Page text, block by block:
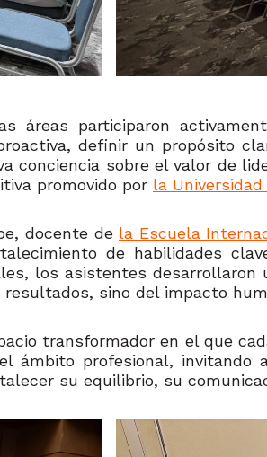
áreas participaron
definir un propósito
conciencia sobre el valor de
promovido por la
docente de la Escuela
de habilidades
los asistentes
sino del impacto
transformador en el que
ámbito profesional,
su equilibrio, su